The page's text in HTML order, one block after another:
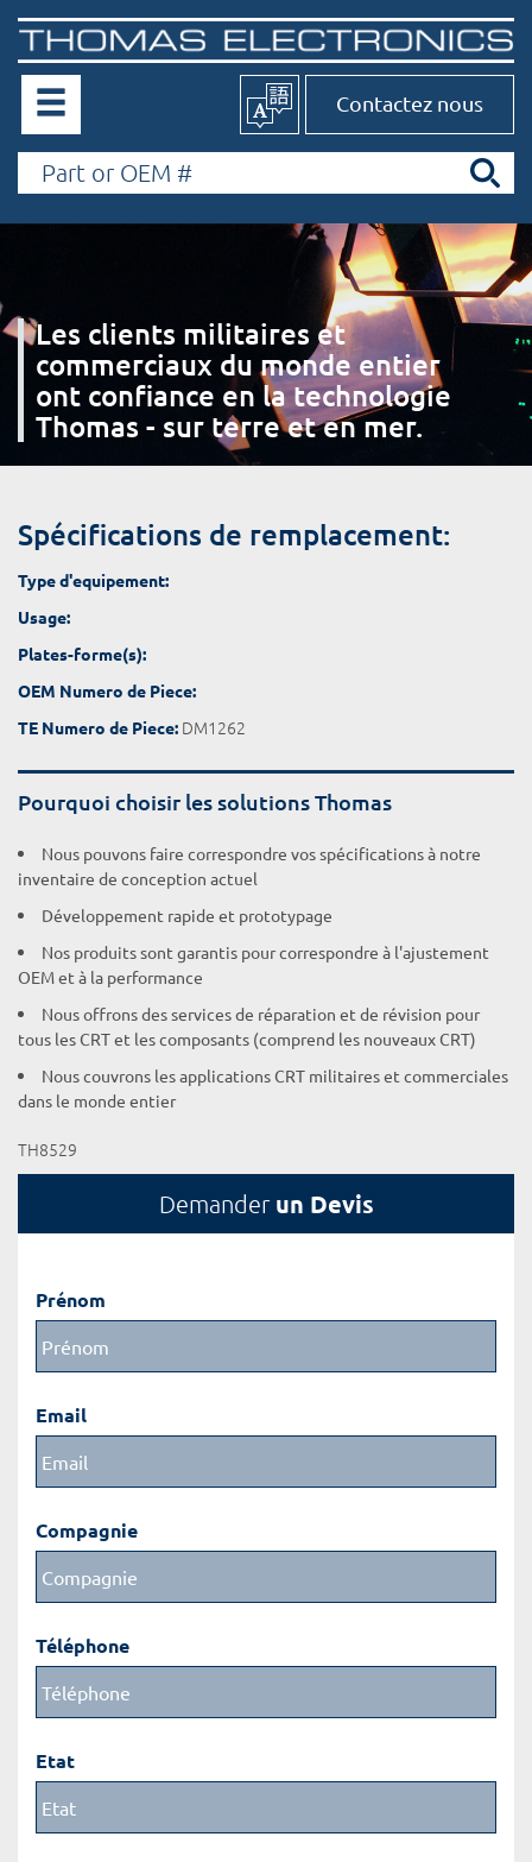
Contactez nous
Les clients militaires et
commerciaux du monde entier
ont confiance en la technologie
Thomas - sur terre et en mer.
Spécifications de remplacement:
Type d'equipement:
Usage:
Plates-forme(s):
OEM Numero de Piece:
TE Numero de Piece: DM1262
Pourquoi choisir les solutions Thomas
Nous pouvons faire correspondre vos spécifications à notre
inventaire de conception actuel
Développement rapide et prototypage
Nos produits sont garantis pour correspondre à l'ajustement
OEM et à la performance
Nous offrons des services de réparation et de révision pour
tous les CRT et les composants (comprend les nouveaux CRT)
Nous couvrons les applications CRT militaires et commerciales
dans le monde entier
TH8529
Demander un Devis
Prénom
Email
Compagnie
Téléphone
Etat